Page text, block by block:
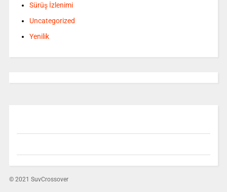
Sürüş İzlenimi
Uncategorized
Yenilik
© 2021 SuvCrossover